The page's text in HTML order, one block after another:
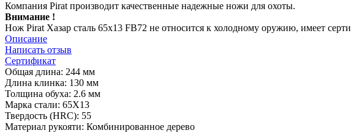
Компания Pirat производит качественные надежные ножи для охоты.
Внимание !
Нож Pirat Хазар сталь 65х13 FB72 не относится к холодному оружию, имеет
Описание
Написать отзыв
Сертификат
Общая длина: 244 мм
Длина клинка: 130 мм
Толщина обуха: 2.6 мм
Марка стали: 65Х13
Твердость (HRC): 55
Материал рукояти: Комбинированное дерево